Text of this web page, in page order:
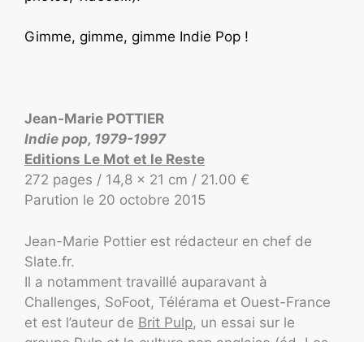
Gimme, gimme, gimme Indie Pop !
Jean-Marie POTTIER
Indie pop, 1979-1997
Editions Le Mot et le Reste
272 pages / 14,8 x 21 cm / 21.00 €
Parution le 20 octobre 2015
Jean-Marie Pottier est rédacteur en chef de
Slate.fr.
Il a notamment travaillé auparavant à
Challenges, SoFoot, Télérama et Ouest-France
et est l’auteur de Brit Pulp, un essai sur le